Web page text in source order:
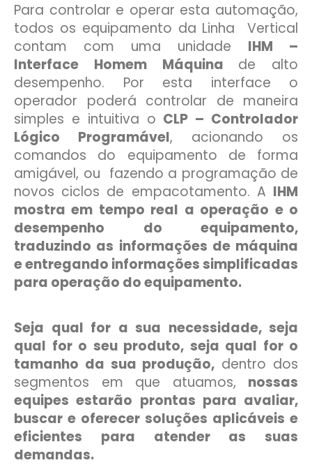
Para controlar e operar esta automação,
todos os equipamento da Linha Vertical
contam com uma unidade IHM –
Interface Homem Máquina de alto
desempenho. Por esta interface o
operador poderá controlar de maneira
simples e intuitiva o CLP – Controlador
Lógico Programável, acionando os
comandos do equipamento de forma
amigável, ou fazendo a programação de
novos ciclos de empacotamento. A IHM
mostra em tempo real a operação e o
desempenho do equipamento,
traduzindo as informações de máquina
e entregando informações simplificadas
para operação do equipamento.
Seja qual for a sua necessidade, seja
qual for o seu produto, seja qual for o
tamanho da sua produção, dentro dos
segmentos em que atuamos, nossas
equipes estarão prontas para avaliar,
buscar e oferecer soluções aplicáveis e
eficientes para atender as suas
demandas.